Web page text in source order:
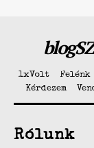
1xVolt Felénk
Kérdezem
Rólunk